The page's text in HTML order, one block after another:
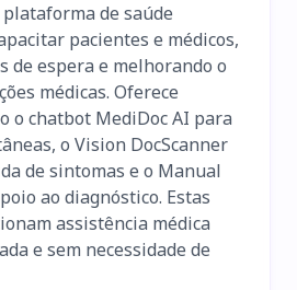
plataforma de saúde
pacientes e médicos,
de espera e melhorando o
médicas. Oferece
o chatbot MediDoc AI para
o Vision DocScanner
de sintomas e o Manual
ao diagnóstico. Estas
assistência médica
e sem necessidade de